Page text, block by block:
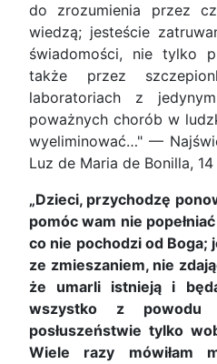
do zrozumienia przez
wiedzą; jesteście
świadomości, nie tylko
także przez
laboratoriach z
poważnych chorób w
wyeliminować…" —
Luz de Maria de Bonilla,
„Dzieci, przychodzę
pomóc wam nie
co nie pochodzi od Boga;
ze zmieszaniem, nie
że umarli istnieją i
wszystko z powodu
posłuszeństwie tylko
Wiele razy mówiłam